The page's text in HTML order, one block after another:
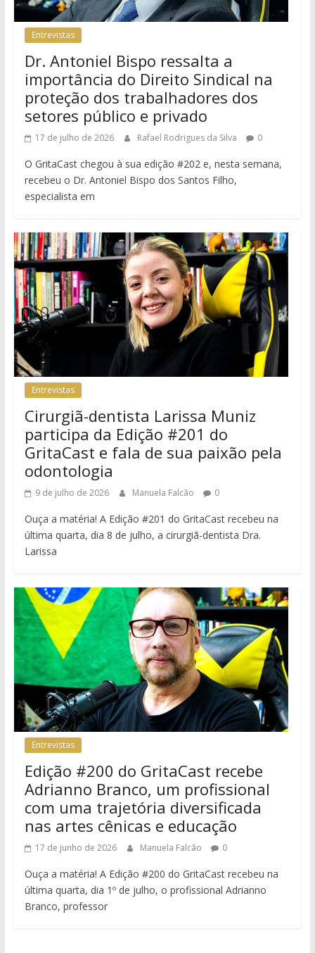
Entrevistas
Dr. Antoniel Bispo ressalta a
importância do Direito Sindical na
proteção dos trabalhadores dos
setores público e privado
17 de julho de 2026 Rafael Rodrigues da Silva 0
O GritaCast chegou à sua edição #202 e, nesta semana,
recebeu o Dr. Antoniel Bispo dos Santos Filho,
especialista em
Entrevistas
Cirurgiã-dentista Larissa Muniz
participa da Edição #201 do
GritaCast e fala de sua paixão pela
odontologia
9 de julho de 2026 Manuela Falcão 0
Ouça a matéria! A Edição #201 do GritaCast recebeu na
última quarta, dia 8 de julho, a cirurgiã-dentista Dra.
Larissa
Entrevistas
Edição #200 do GritaCast recebe
Adrianno Branco, um profissional
com uma trajetória diversificada
nas artes cênicas e educação
17 de junho de 2026 Manuela Falcão 0
Ouça a matéria! A Edição #200 do GritaCast recebeu na
última quarta, dia 1º de julho, o profissional Adrianno
Branco, professor